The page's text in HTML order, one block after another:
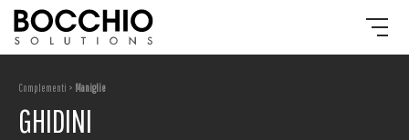
Complementi > Maniglie
GHIDINI